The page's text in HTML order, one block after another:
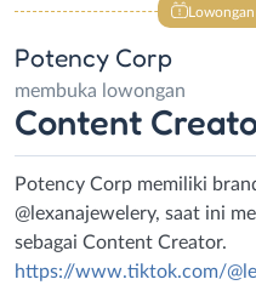
Potency Corp
membuka lowongan
Content
Potency Corp memiliki
@lexanajewelery, saat ini
sebagai Content Creator.
https://www.tiktok.com/